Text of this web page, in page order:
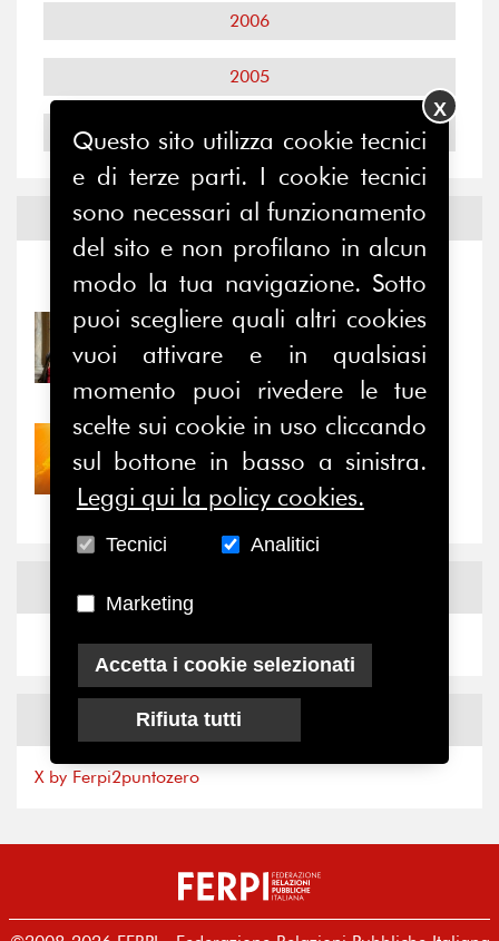
2006
2005
2004
Notizie edEventi
Notizie-Eventi
31/07/2026
Prima della pausa estiva,
il valore di...
Nove anni dopo la
“grande cecità”: la...
News
X by Ferpi2puntozero
Questo sito utilizza cookie tecnici
e di terze parti. I cookie tecnici
sono necessari al funzionamento
del sito e non profilano in alcun
modo la tua navigazione. Sotto
puoi scegliere quali altri cookies
vuoi attivare e in qualsiasi
momento puoi rivedere le tue
scelte sui cookie in uso cliccando
sul bottone in basso a sinistra.
Leggi qui la policy cookies.
Tecnici Analitici
Marketing
Accetta i cookie selezionati
Rifiuta tutti
X